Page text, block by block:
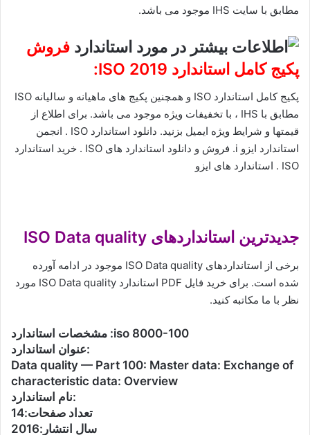
مطابق با سایت IHS موجود می باشد.
فروش
پکیج کامل استاندارد ISO 2019:
پکیج کامل استاندارد ISO و همچنین پکیج های ماهیانه و سالیانه ISO
مطابق با IHS ، با تخفیفات ویژه موجود می باشد. برای اطلاع از
قیمتها و شرایط ویژه ایمیل بزنید. دانلود استاندارد ISO . انجمن
استاندارد ایزو i. فروش و دانلود استاندارد های ISO . خرید استاندارد
ISO . استاندارد های ایزو
جدیدترین استانداردهای ISO Data quality
برخی از استانداردهای ISO Data quality موجود در ادامه آورده
شده است. برای خرید فایل PDF استاندارد ISO Data quality مورد
نظر با ما مکاتبه کنید.
مشخصات استاندارد :iso 8000-100
عنوان استاندارد:
Data quality — Part 100: Master data: Exchange of
characteristic data: Overview
نام استاندارد:
تعداد صفحات:14
سال انتشار:2016